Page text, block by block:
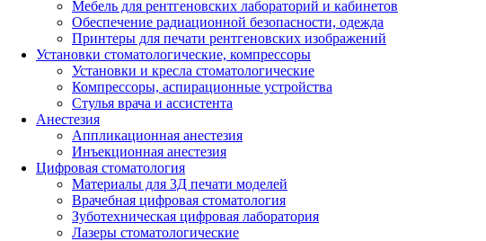
Мебель для рентгеновских лабораторий и кабинетов
Обеспечение радиационной безопасности, одежда
Принтеры для печати рентгеновских изображений
Установки стоматологические, компрессоры
Установки и кресла стоматологические
Компрессоры, аспирационные устройства
Стулья врача и ассистента
Анестезия
Аппликационная анестезия
Инъекционная анестезия
Цифровая стоматология
Материалы для 3Д печати моделей
Врачебная цифровая стоматология
Зуботехническая цифровая лаборатория
Лазеры стоматологические